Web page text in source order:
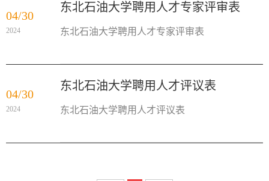
04/30
2024
东北石油大学聘用人才专家评审表
东北石油大学聘用人才专家评审表
04/30
2024
东北石油大学聘用人才评议表
东北石油大学聘用人才评议表